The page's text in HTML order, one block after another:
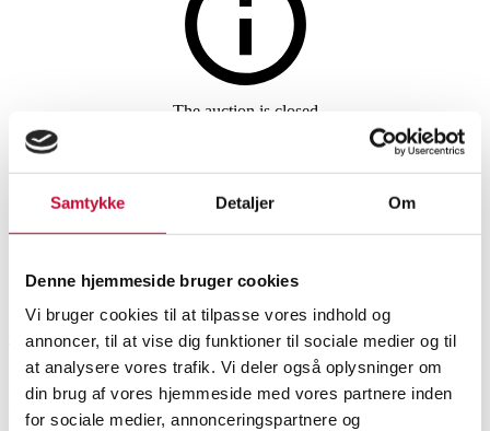
Samtykke Detaljer Om
Denne hjemmeside bruger cookies
Vi bruger cookies til at tilpasse vores indhold og
annoncer, til at vise dig funktioner til sociale medier og til
at analysere vores trafik. Vi deler også oplysninger om
din brug af vores hjemmeside med vores partnere inden
for sociale medier, annonceringspartnere og
Collectibles
The auction is closed
Collection of various clown
dolls, etc. (41)
SHOWROOM
Odense
ESTIMATE
DKK 1,000
ITEM NUMBER
6589939
Description